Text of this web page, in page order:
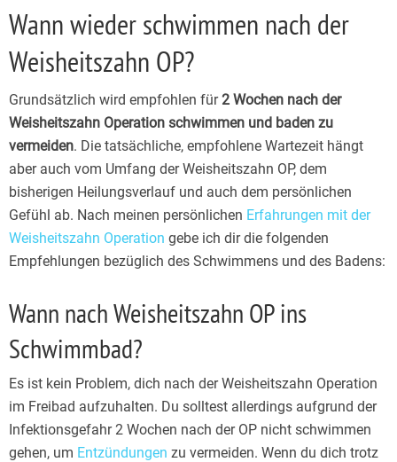
Wann wieder schwimmen nach der
Weisheitszahn OP?
Grundsätzlich wird empfohlen für2 Wochen nach der
Weisheitszahn Operation schwimmen und baden zu
vermeiden. Die tatsächliche, empfohlene Wartezeit hängt
aber auch vom Umfang der Weisheitszahn OP, dem
bisherigen Heilungsverlauf und auch dem persönlichen
Gefühl ab. Nach meinen persönlichen Erfahrungen mit der
Weisheitszahn Operation gebe ich dir die folgenden
Empfehlungen bezüglich des Schwimmens und des Badens:
Wann nach Weisheitszahn OP ins
Schwimmbad?
Es ist kein Problem, dich nach der Weisheitszahn Operation
im Freibad aufzuhalten. Du solltest allerdings aufgrund der
Infektionsgefahr 2 Wochen nach der OP nicht schwimmen
gehen, um Entzündungen zu vermeiden. Wenn du dich trotz